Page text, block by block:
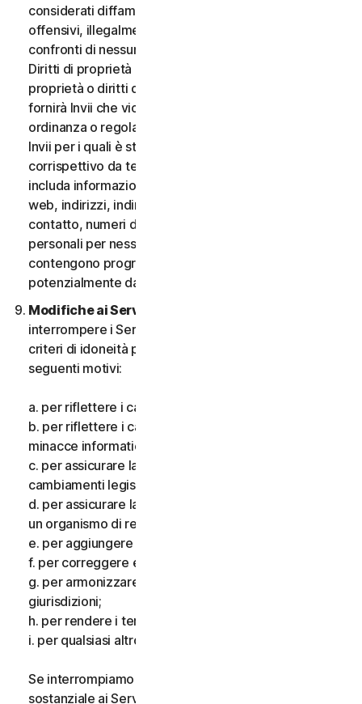
considerati diffamatori, calunniosi, deprecabili,
offensivi, illegalmente intimidatori o molesti nei
confronti di nessuno; (iii) non fornirà Invii che violano i
Diritti di proprietà intellettuale di terzi o altri diritti di
proprietà o diritti di pubblicità o privacy; (iv) non
fornirà Invii che violano qualsiasi legge, statuto,
ordinanza o regolamento applicabile; (v) non fornirà
Invii per i quali è stato compensato o concesso alcun
corrispettivo da terzi; (vi) non fornirà alcun Invio che
includa informazioni che fanno riferimento ad altri siti
web, indirizzi, indirizzi e-mail, informazioni di
contatto, numeri di telefono o altre informazioni
personali per nessuno; e (vii) non fornirà Invii che
contengono programmi o file di computer
potenzialmente dannosi.
Modifiche ai Servizi.
interrompere i Servizi oppure introdurre o variare i
criteri di idoneità per i Servizi, per uno o più dei
seguenti motivi:
a. per riflettere i cambiamenti delle tecnologie;
b. per riflettere i cambiamenti nella natura delle
minacce informatiche;
c. per assicurare la conformità alla legge e riflettere i
cambiamenti legislativi;
d. per assicurare la conformità ai requisiti imposti da
un organismo di regolamentazione;
e. per aggiungere funzionalità aggiuntive;
f. per correggere eventuali errori;
g. per armonizzare i servizi o i termini in più
giurisdizioni;
h. per rendere i termini più chiari; e
i. per qualsiasi altro valido motivo.
Se interrompiamo i Servizi, apportiamo una modifica
sostanziale ai Servizi che potrebbe essere